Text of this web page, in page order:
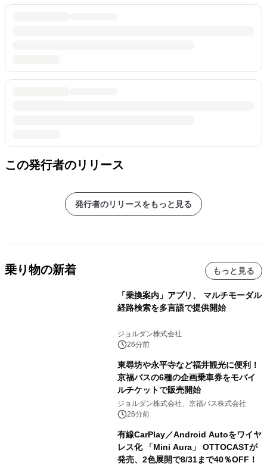
この発行者のリリース
発行者のリリースをもっと見る
乗り物の新着 もっと見る
「乗換案内」アプリ、 マルチモーダル
経路検索を多言語で提供開始
ジョルダン株式会社
26分前
東尋坊や永平寺など福井観光に便利！
京福バスの6種の企画乗車券をモバイ
ルチケットで販売開始
ジョルダン株式会社、京福バス株式会社
26分前
有線CarPlay／Android Autoをワイヤ
レス化 「Mini Aura」 OTTOCASTが
発売、2色展開で8/31まで40％OFF！